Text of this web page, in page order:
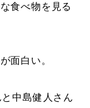
食べ物を見る
面白い。
と中島健人 さん